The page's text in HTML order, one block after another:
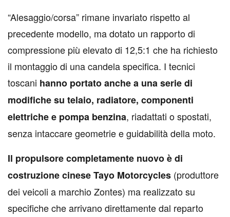
“Alesaggio/corsa” rimane invariato rispetto al
precedente modello, ma dotato un rapporto di
compressione più elevato di 12,5:1 che ha richiesto
il montaggio di una candela specifica. I tecnici
toscani hanno portato anche a una serie di
modifiche su telaio, radiatore, componenti
elettriche e pompa benzina, riadattati o spostati,
senza intaccare geometrie e guidabilità della moto.
Il propulsore completamente nuovo è di
costruzione cinese Tayo Motorcycles (produttore
dei veicoli a marchio Zontes) ma realizzato su
specifiche che arrivano direttamente dal reparto